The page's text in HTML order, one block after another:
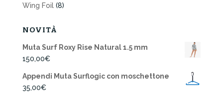
Wing Foil (8)
NOVITÀ
Muta Surf Roxy Rise Natural 1.5 mm
150,00€
Appendi Muta Surflogic con moschettone
35,00€